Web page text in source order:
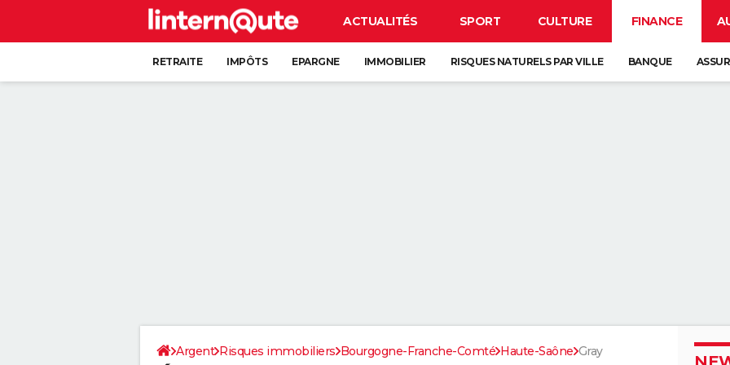
ACTUALITÉS SPORT CULTURE FINANCE
RETRAITE IMPÔTS EPARGNE IMMOBILIER RISQUES NATURELS PAR VILLE BANQUE
Argent Risques immobiliers Bourgogne-Franche-Comté Haute-Saône Gray